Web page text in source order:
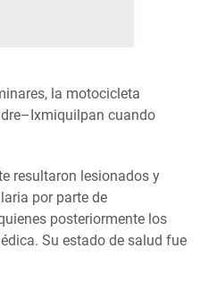
la motocicleta
cuando
resultaron lesionados y
por parte de
posteriormente los
Su estado de salud fue